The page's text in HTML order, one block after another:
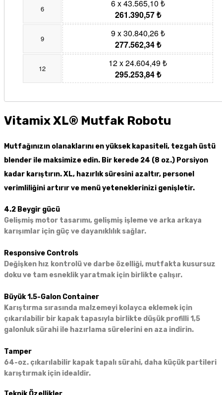
6
6 x 43.565,10 ₺
261.390,57 ₺
9
9 x 30.840,26 ₺
277.562,34 ₺
12
12 x 24.604,49 ₺
295.253,84 ₺
Vitamix XL® Mutfak Robotu
Mutfağınızın olanaklarını en yüksek kapasiteli, tezgah üstü
blender ile maksimize edin. Bir kerede 24 (8 oz.) Porsiyon
kadar karıştırın. XL, hazırlık süresini azaltır, personel
verimliliğini artırır ve menü yeteneklerinizi genişletir.
4.2 Beygir gücü
Gelişmiş motor tasarımı, gelişmiş işleme ve arka arkaya
karışımlar için güç ve dayanıklılık sağlar.
Responsive Controls
Değişken hız kontrolü ve darbe özelliği, mutfakta kusursuz
doku ve tam esneklik yaratmak için birlikte çalışır.
Büyük 1.5-Galon Container
Karıştırma sırasında malzemeyi kolayca eklemek için
çıkarılabilir bir kapak tapasıyla birlikte düşük profilli 1,5
galonluk sürahi ile hazırlama sürelerini en aza indirin.
Tamper
64-oz. çıkarılabilir kapak tapalı sürahi, daha küçük partileri
karıştırmak için idealdir.